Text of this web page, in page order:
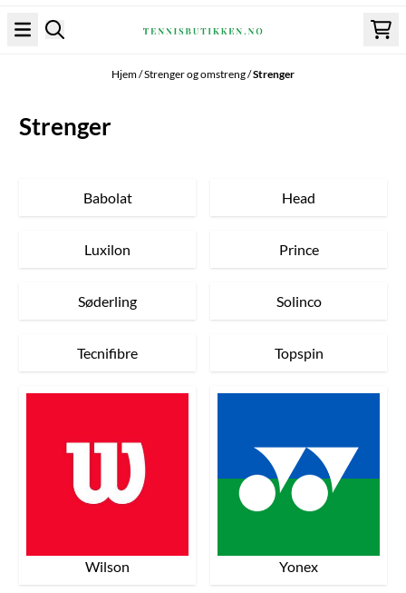
Hopp til innhold
Hjem/Strenger og omstreng/Strenger
Strenger
Babolat Head
Luxilon Prince
Søderling Solinco
Tecnifibre Topspin
Wilson Yonex